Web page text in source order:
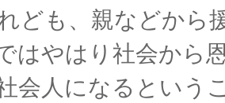
ども、親などから
はやはり社会から
会人になるという